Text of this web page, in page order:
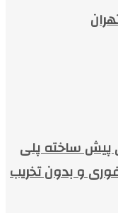
پیش ساخته پلی
و بدون تخریب